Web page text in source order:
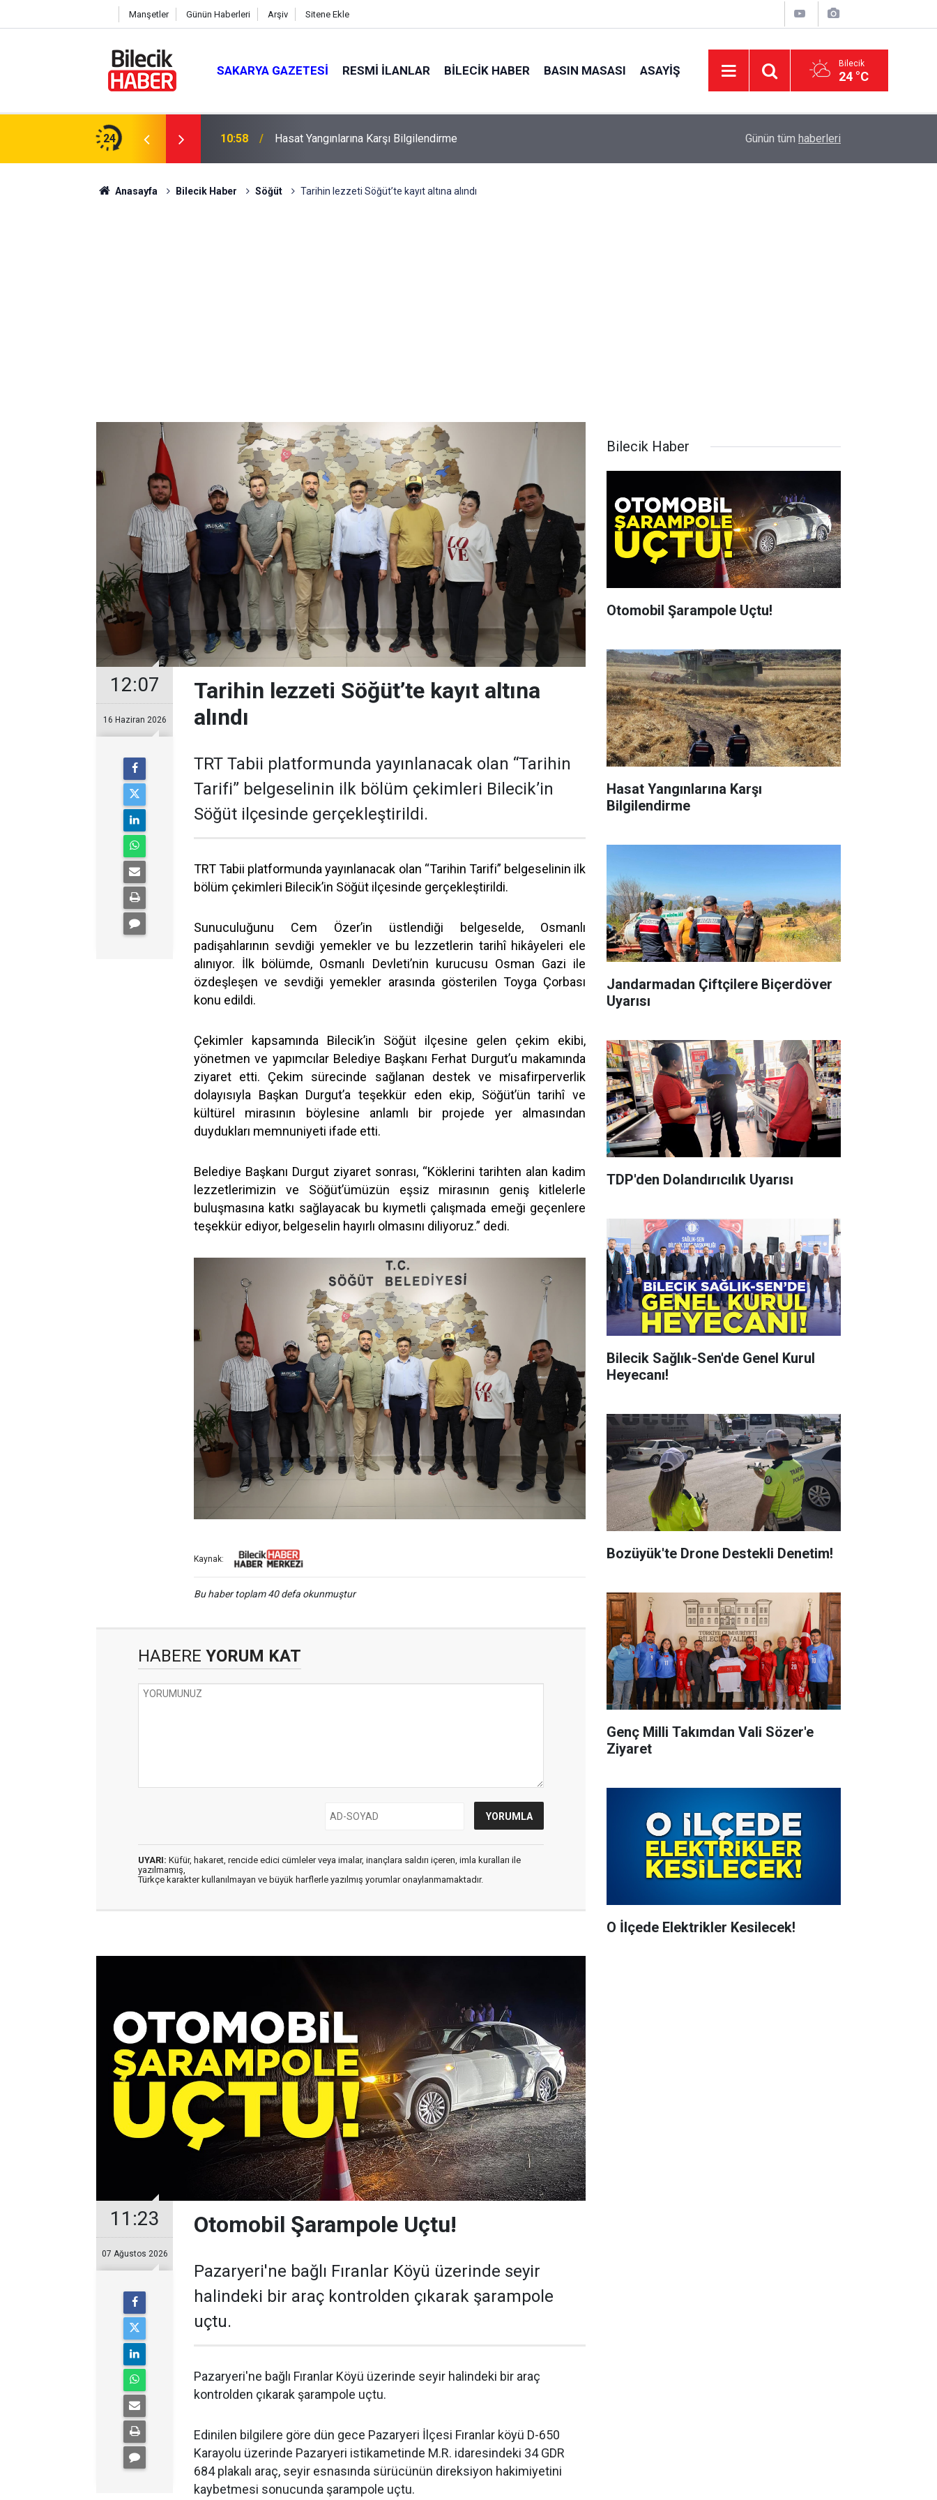
Manşetler Günün Haberleri Arşiv Sitene Ekle
SAKARYA GAZETESI RESMI İLANLAR BILECIK HABER BASIN MASASI ASAYIŞ Bilecik
24 °C
24 10:58 Hasat Yangınlarına Karşı Bilgilendirme Jandarmadan Çiftçilere Biçerdöver Uyarısı
Günün tüm haberleri
Anasayfa Bilecik Haber Söğüt Tarihin lezzeti Söğüt’te kayıt altına alındı
12:07
16 Haziran 2026
Tarihin lezzeti Söğüt’te kayıt altına
alındı
TRT Tabii platformunda yayınlanacak olan “Tarihin
Tarifi” belgeselinin ilk bölüm çekimleri Bilecik’in
Söğüt ilçesinde gerçekleştirildi.
TRT Tabii platformunda yayınlanacak olan “Tarihin Tarifi” belgeselinin ilk
bölüm çekimleri Bilecik’in Söğüt ilçesinde gerçekleştirildi.
Sunuculuğunu Cem Özer’in üstlendiği belgeselde, Osmanlı
padişahlarının sevdiği yemekler ve bu lezzetlerin tarihî hikâyeleri ele
alınıyor. İlk bölümde, Osmanlı Devleti’nin kurucusu Osman Gazi ile
özdeşleşen ve sevdiği yemekler arasında gösterilen Toyga Çorbası
konu edildi.
Çekimler kapsamında Bilecik’in Söğüt ilçesine gelen çekim ekibi,
yönetmen ve yapımcılar Belediye Başkanı Ferhat Durgut’u makamında
ziyaret etti. Çekim sürecinde sağlanan destek ve misafirperverlik
dolayısıyla Başkan Durgut’a teşekkür eden ekip, Söğüt’ün tarihî ve
kültürel mirasının böylesine anlamlı bir projede yer almasından
duydukları memnuniyeti ifade etti.
Belediye Başkanı Durgut ziyaret sonrası, “Köklerini tarihten alan kadim
lezzetlerimizin ve Söğüt’ümüzün eşsiz mirasının geniş kitlelerle
buluşmasına katkı sağlayacak bu kıymetli çalışmada emeği geçenlere
teşekkür ediyor, belgeselin hayırlı olmasını diliyoruz.” dedi.
Kaynak:
Bu haber toplam 40 defa okunmuştur
HABERE YORUM KAT
UYARI: Küfür, hakaret, rencide edici cümleler veya imalar, inançlara saldırı içeren, imla kuralları ile
yazılmamış,
Türkçe karakter kullanılmayan ve büyük harflerle yazılmış yorumlar onaylanmamaktadır.
11:23
07 Ağustos 2026
Otomobil Şarampole Uçtu!
Pazaryeri'ne bağlı Fıranlar Köyü üzerinde seyir
halindeki bir araç kontrolden çıkarak şarampole
uçtu.
Pazaryeri'ne bağlı Fıranlar Köyü üzerinde seyir halindeki bir araç
kontrolden çıkarak şarampole uçtu.
Edinilen bilgilere göre dün gece Pazaryeri İlçesi Fıranlar köyü D-650
Karayolu üzerinde Pazaryeri istikametinde M.R. idaresindeki 34 GDR
684 plakalı araç, seyir esnasında sürücünün direksiyon hakimiyetini
kaybetmesi sonucunda şarampole uçtu.
Bilecik Haber
Otomobil Şarampole Uçtu!
Hasat Yangınlarına Karşı
Bilgilendirme
Jandarmadan Çiftçilere Biçerdöver
Uyarısı
TDP'den Dolandırıcılık Uyarısı
Bilecik Sağlık-Sen'de Genel Kurul
Heyecanı!
Bozüyük'te Drone Destekli Denetim!
Genç Milli Takımdan Vali Sözer'e
Ziyaret
O İlçede Elektrikler Kesilecek!